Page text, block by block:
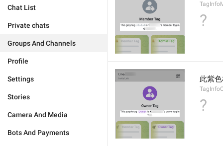
Chat List
Private chats
Groups And Channels
Profile
Settings
Stories
Camera And Media
Bots And Payments
?
此紫
?